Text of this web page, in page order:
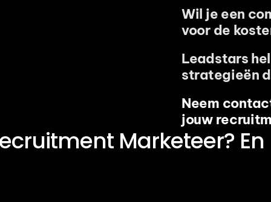
Wil je een
voor de
Leadstars
strategieën
Neem
jouw
Marketeer?